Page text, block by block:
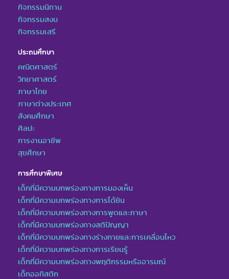
กิจกรรมนิทาน
กิจกรรมสงบ
กิจกรรมเสรี
ประถมศึกษา
คณิตศาสตร์
วิทยาศาสตร์
ภาษาไทย
ภาษาต่างประเทศ
สังคมศึกษา
ศิลปะ
การงานอาชีพ
สุขศึกษา
การศึกษาพิเศษ
เด็กที่มีความบกพร่องทางการมองเห็น
เด็กที่มีความบกพร่องทางการได้ยิน
เด็กที่มีความบกพร่องทางการพูดและภาษา
เด็กที่มีความบกพร่องทางสติปัญญา
เด็กที่มีความบกพร่องทางร่างกายและการเคลื่อนไหว
เด็กที่มีความบกพร่องทางการเรียนรู้
เด็กที่มีความบกพร่องทางพฤติกรรมหรืออารมณ์
เด็กออทิสติก